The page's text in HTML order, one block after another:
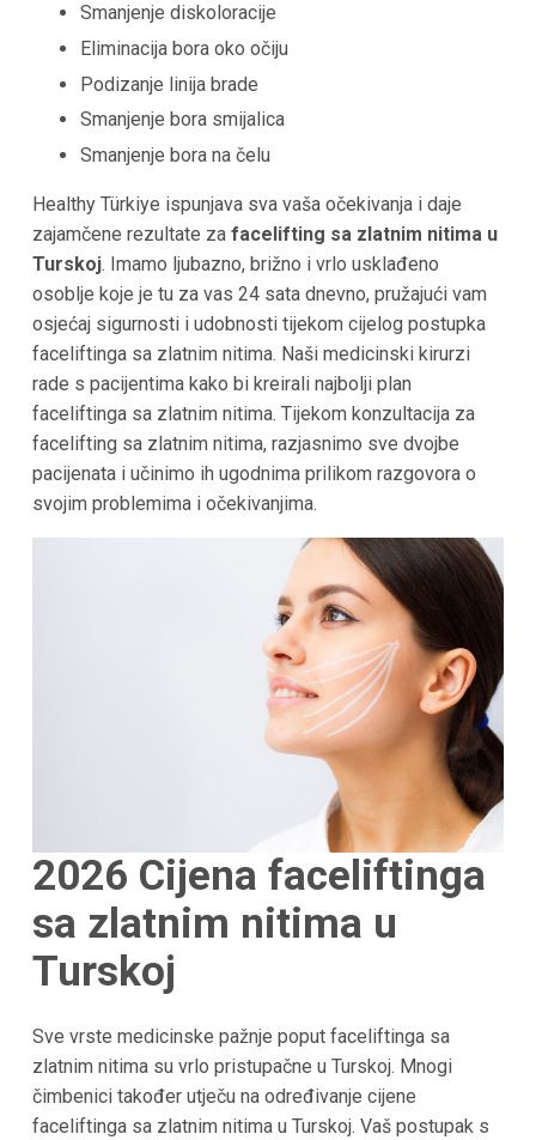
Smanjenje diskoloracije
Eliminacija bora oko očiju
Podizanje linija brade
Smanjenje bora smijalica
Smanjenje bora na čelu
Healthy Türkiye ispunjava sva vaša očekivanja i daje
zajamčene rezultate za facelifting sa zlatnim nitima u
Turskoj. Imamo ljubazno, brižno i vrlo usklađeno
osoblje koje je tu za vas 24 sata dnevno, pružajući vam
osjećaj sigurnosti i udobnosti tijekom cijelog postupka
faceliftinga sa zlatnim nitima. Naši medicinski kirurzi
rade s pacijentima kako bi kreirali najbolji plan
faceliftinga sa zlatnim nitima. Tijekom konzultacija za
facelifting sa zlatnim nitima, razjasnimo sve dvojbe
pacijenata i učinimo ih ugodnima prilikom razgovora o
svojim problemima i očekivanjima.
2026 Cijena faceliftinga
sa zlatnim nitima u
Turskoj
Sve vrste medicinske pažnje poput faceliftinga sa
zlatnim nitima su vrlo pristupačne u Turskoj. Mnogi
čimbenici također utječu na određivanje cijene
faceliftinga sa zlatnim nitima u Turskoj. Vaš postupak s